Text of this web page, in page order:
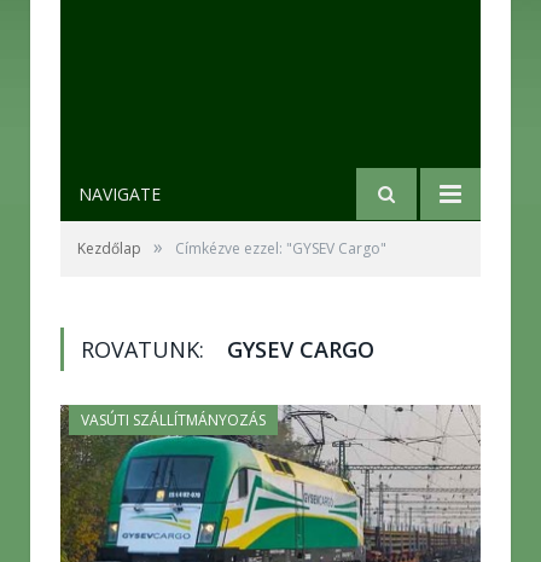
NAVIGATE
Kezdőlap » Címkézve ezzel: "GYSEV Cargo"
ROVATUNK: GYSEV CARGO
VASÚTI SZÁLLÍTMÁNYOZÁS